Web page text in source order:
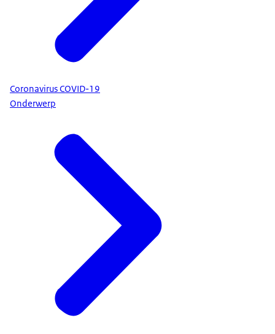
Coronavirus COVID-19
Onderwerp